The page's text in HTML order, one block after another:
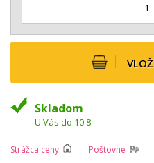
1
Skladom
U Vás do 10.8.
Strážca ceny Poštovné